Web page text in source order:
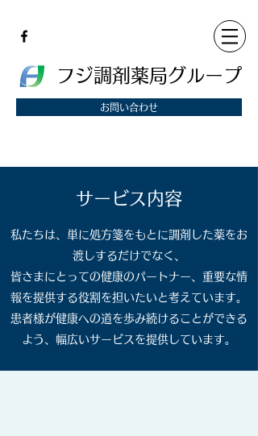
フジ調剤薬局グループ
お問い合わせ
サービス内容
私たちは、単に処方箋をもとに調剤した薬をお
渡しするだけでなく、
皆さまにとっての健康のパートナー、重要な情
報を提供する役割を担いたいと考えています。
患者様が健康への道を歩み続けることができる
よう、幅広いサービスを提供しています。